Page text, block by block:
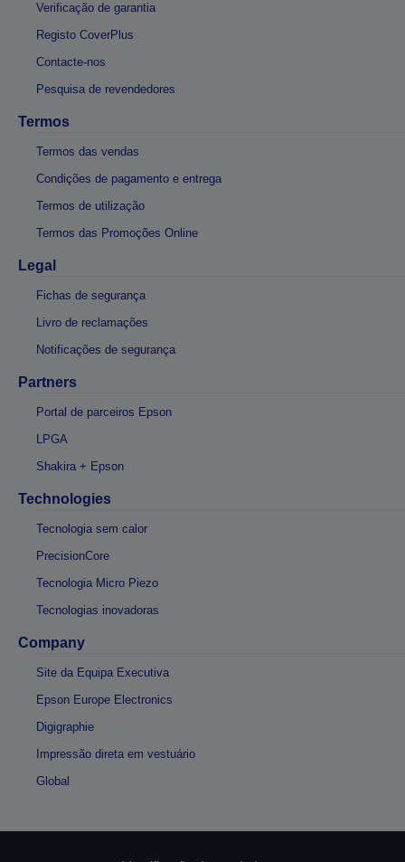
Verificação de garantia
Registo CoverPlus
Contacte-nos
Pesquisa de revendedores
Termos
Termos das vendas
Condições de pagamento e entrega
Termos de utilização
Termos das Promoções Online
Legal
Fichas de segurança
Livro de reclamações
Notificações de segurança
Partners
Portal de parceiros Epson
LPGA
Shakira + Epson
Technologies
Tecnologia sem calor
PrecisionCore
Tecnologia Micro Piezo
Tecnologias inovadoras
Company
Site da Equipa Executiva
Epson Europe Electronics
Digigraphie
Impressão direta em vestuário
Global